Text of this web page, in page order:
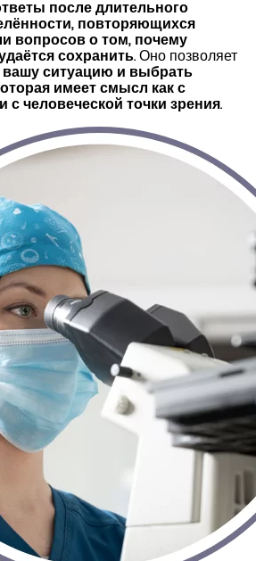
после длительного
повторяющихся
вопросов о том, почему
сохранить. Оно позволяет
вашу ситуацию и выбрать
имеет смысл как с
с человеческой точки зрения.